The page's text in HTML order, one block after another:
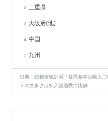
2 三重県
3 大阪府(他)
4 中国
5 九州
出典：総務省統計局「住民基本台帳人
トの大きさは転入超過数に比例